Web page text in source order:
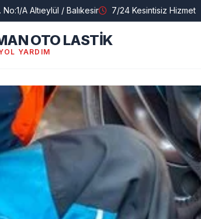
A Altıeylül / Balıkesir 7/24 Kesintisiz Hizmet
OTO LASTİK
YARDIM